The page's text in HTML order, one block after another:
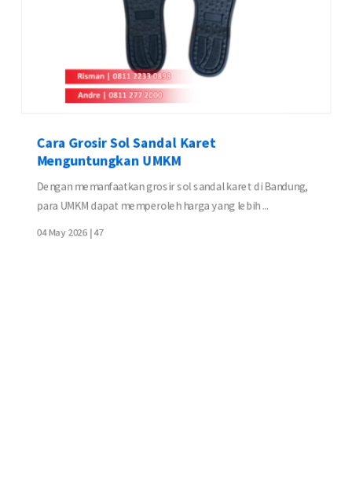
Cara Grosir Sol Sandal Karet
Menguntungkan UMKM
Dengan memanfaatkan grosir sol sandal karet di Bandung,
para UMKM dapat memperoleh harga yang lebih ...
04 May 2026 |47